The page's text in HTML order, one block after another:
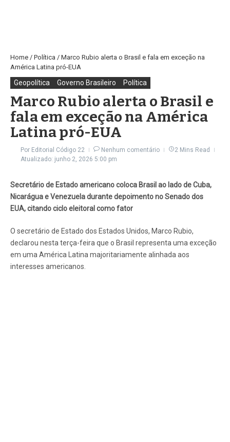
Home / Política / Marco Rubio alerta o Brasil e fala em exceção na
América Latina pró-EUA
Geopolítica Governo Brasileiro Política
Marco Rubio alerta o Brasil e
fala em exceção na América
Latina pró-EUA
Por Editorial Código 22 Nenhum comentário
2 Mins Read
Atualizado: junho 2, 2026 5:00 pm
Secretário de Estado americano coloca Brasil ao lado de Cuba,
Nicarágua e Venezuela durante depoimento no Senado dos
EUA, citando ciclo eleitoral como fator
O secretário de Estado dos Estados Unidos, Marco Rubio,
declarou nesta terça-feira que o Brasil representa uma exceção
em uma América Latina majoritariamente alinhada aos
interesses americanos.